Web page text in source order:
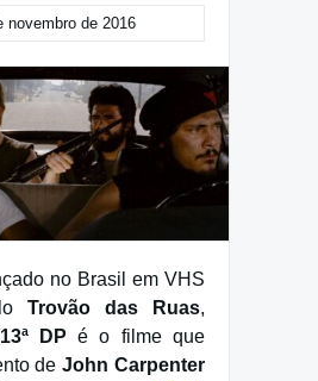
novembro de 2016
no Brasil em VHS
Trovão das Ruas,
DP é o filme que
deJohn Carpenter